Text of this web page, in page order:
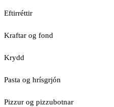
Eftirréttir
Kraftar og fond
Krydd
Pasta og hrísgrjón
Pizzur og pizzubotnar